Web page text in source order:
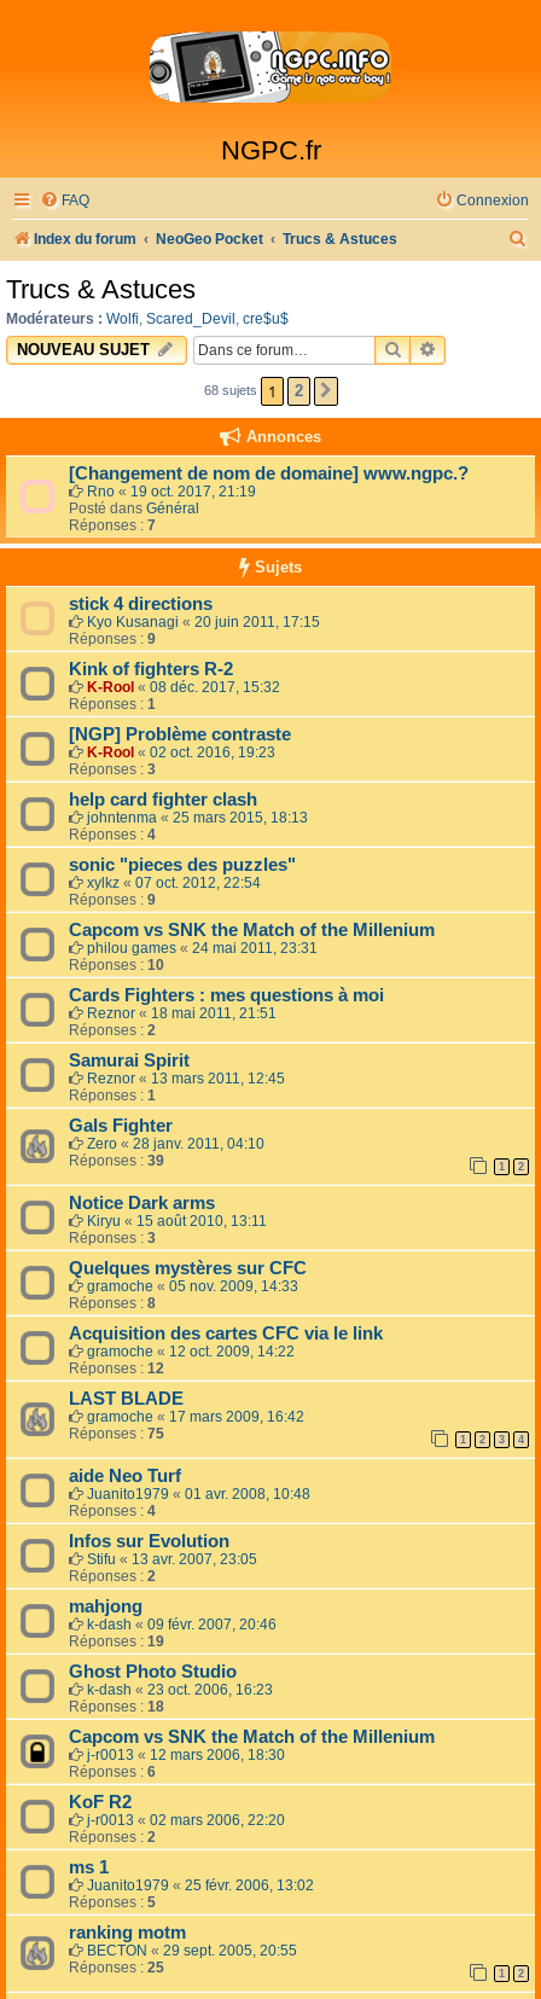
NGPC.fr
FAQ Connexion
Index du forum NeoGeo Pocket Trucs & Astuces
h
Trucs & Astuces
Modérateurs : Wolfi, Scared_Devil , cre$u$
NOUVEAU SUJET RECHERCHER
RECHERCHE
68 sujets 1 2
Annonces
[Changement de nom de domaine] www.ngpc.?
Rno « 19 oct. 2017, 21:19
Posté dans Général
Réponses : 7
Sujets
stick 4 directions
Kyo Kusanagi « 20 juin 2011, 17:15
Réponses : 9
Kink of fighters R-2
K-Rool « 08 déc. 2017, 15:32
Réponses : 1
[NGP] Problème contraste
K-Rool « 02 oct. 2016, 19:23
Réponses : 3
help card fighter clash
johntenma « 25 mars 2015, 18:13
Réponses : 4
sonic "pieces des puzzles"
xylkz « 07 oct. 2012, 22:54
Réponses : 9
Capcom vs SNK the Match of the Millenium
philou games « 24 mai 2011, 23:31
Réponses : 10
Cards Fighters : mes questions à moi
Reznor « 18 mai 2011, 21:51
Réponses : 2
Samurai Spirit
Reznor « 13 mars 2011, 12:45
Réponses : 1
Gals Fighter
Zero « 28 janv. 2011, 04:10
Réponses : 39 1 2
Notice Dark arms
Kiryu « 15 août 2010, 13:11
Réponses : 3
Quelques mystères sur CFC
gramoche « 05 nov. 2009, 14:33
Réponses : 8
Acquisition des cartes CFC via le link
gramoche « 12 oct. 2009, 14:22
Réponses : 12
LAST BLADE
gramoche « 17 mars 2009, 16:42
Réponses : 75 1 2 3 4
aide Neo Turf
Juanito1979 « 01 avr. 2008, 10:48
Réponses : 4
Infos sur Evolution
Stifu « 13 avr. 2007, 23:05
Réponses : 2
mahjong
k-dash « 09 févr. 2007, 20:46
Réponses : 19
Ghost Photo Studio
k-dash « 23 oct. 2006, 16:23
Réponses : 18
Capcom vs SNK the Match of the Millenium
j-r0013 « 12 mars 2006, 18:30
Réponses : 6
KoF R2
j-r0013 « 02 mars 2006, 22:20
Réponses : 2
ms 1
Juanito1979 « 25 févr. 2006, 13:02
Réponses : 5
ranking motm
BECTON « 29 sept. 2005, 20:55
Réponses : 25 1 2